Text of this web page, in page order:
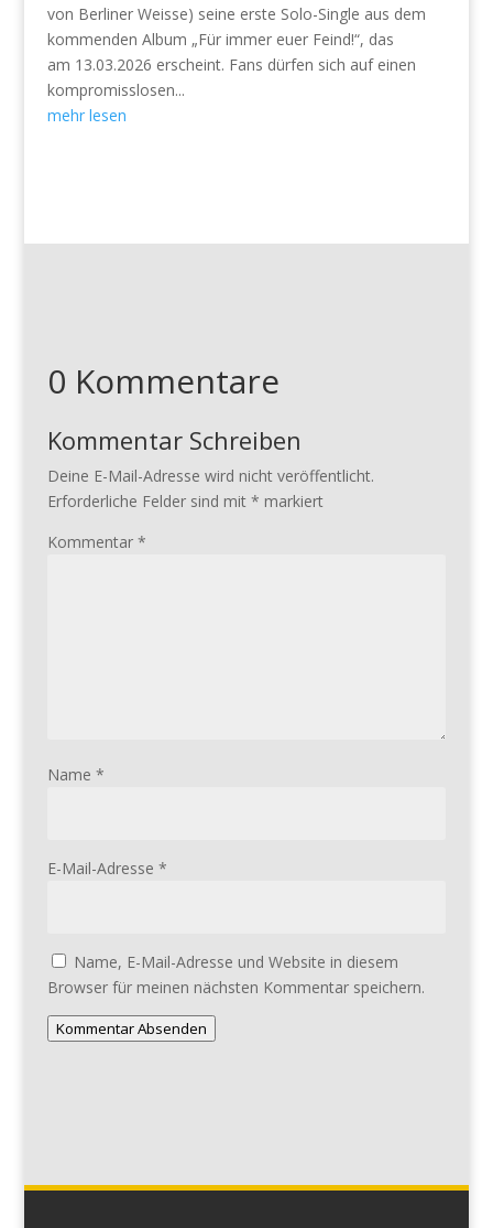
von Berliner Weisse) seine erste Solo-Single aus dem
kommenden Album „Für immer euer Feind!“, das
am 13.03.2026 erscheint. Fans dürfen sich auf einen
kompromisslosen...
mehr lesen
0 Kommentare
Kommentar Schreiben
Deine E-Mail-Adresse wird nicht veröffentlicht.
Erforderliche Felder sind mit * markiert
Kommentar *
Name *
E-Mail-Adresse *
Name, E-Mail-Adresse und Website in diesem
Browser für meinen nächsten Kommentar speichern.
Kommentar Absenden